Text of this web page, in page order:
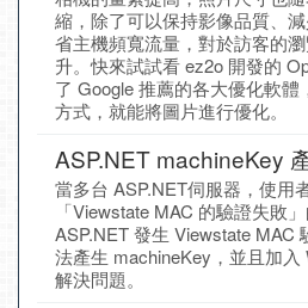
縮，除了可以保持影像品質、
省主機頻寬流量，對於訪客的
升。快來試試看 ez2o 開發的
了 Google 推薦的各大優化軟
方式，就能將圖片進行優化。
ASP.NET machineKey
當多台 ASP.NET伺服器，使用
「Viewstate MAC 的驗證失敗
ASP.NET 發生 Viewstate MAC
法產生 machineKey，並且加
解決問題。